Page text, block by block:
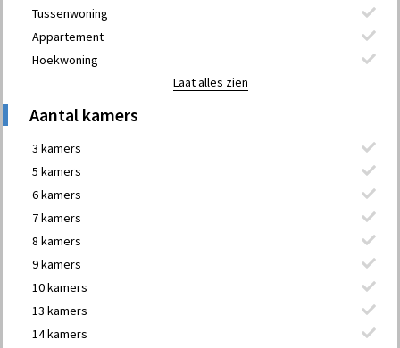
Tussenwoning
Appartement
Hoekwoning
Laat alles zien
Aantal kamers
3 kamers
5 kamers
6 kamers
7 kamers
8 kamers
9 kamers
10 kamers
13 kamers
14 kamers